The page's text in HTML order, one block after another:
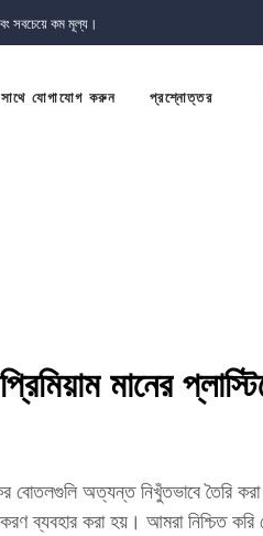
সবচেয়ে কম মূল্য।
যোগাযোগ করুন প্রশ্নোত্তর
মানের
বোতলগুলি অত্যন্ত নিখুঁতভাবে তৈরি করা
ব্যবহার করা হয়। আমরা নিশ্চিত করি